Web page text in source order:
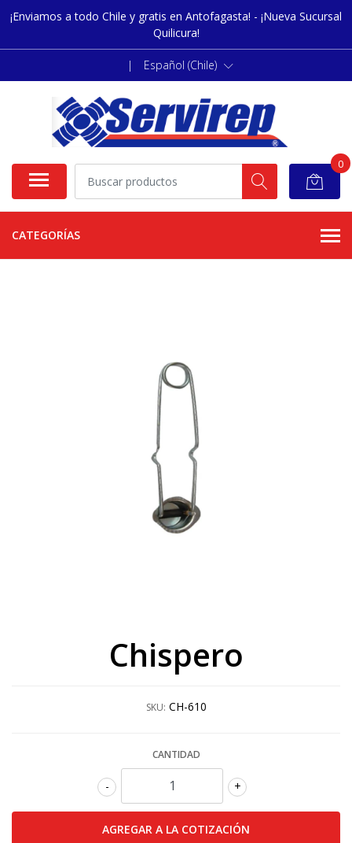
¡Enviamos a todo Chile y gratis en Antofagasta! - ¡Nueva Sucursal
Quilicura!
| Español (Chile)
0
CATEGORÍAS
Chispero
SKU: CH-610
CANTIDAD
+
-